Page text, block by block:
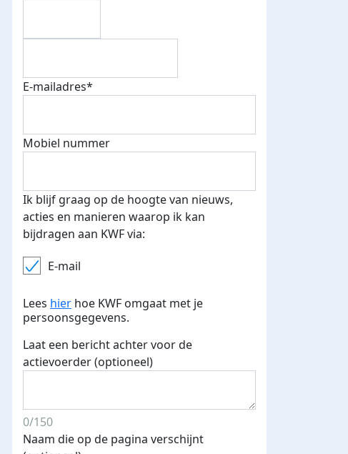
E-mailadres*
Mobiel nummer
Ik blijf graag op de hoogte van nieuws,
acties en manieren waarop ik kan
bijdragen aan KWF via:
E-mail
Lees hier hoe KWF omgaat met je
persoonsgegevens.
Laat een bericht achter voor de
actievoerder (optioneel)
0/150
Naam die op de pagina verschijnt